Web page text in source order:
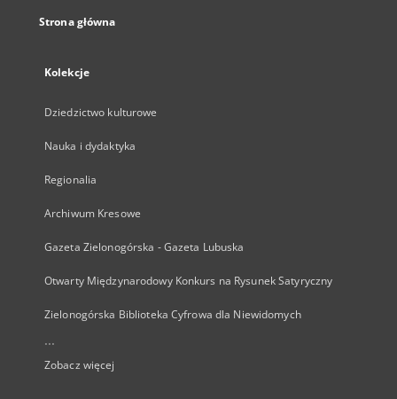
Strona główna
Kolekcje
Dziedzictwo kulturowe
Nauka i dydaktyka
Regionalia
Archiwum Kresowe
Gazeta Zielonogórska - Gazeta Lubuska
Otwarty Międzynarodowy Konkurs na Rysunek Satyryczny
Zielonogórska Biblioteka Cyfrowa dla Niewidomych
...
Zobacz więcej